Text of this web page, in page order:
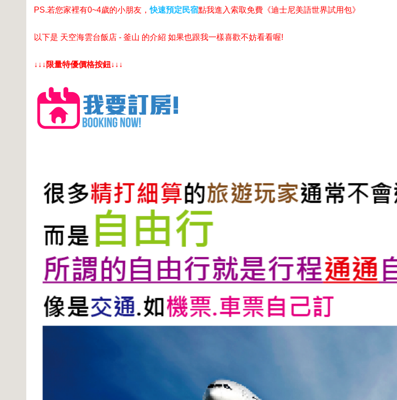
PS.若您家裡有0~4歲的小朋友，快速預定民宿點我進入索取免費《迪士尼美語世界試用包》
以下是 天空海雲台飯店 - 釜山 的介紹 如果也跟我一樣喜歡不妨看看喔!
↓↓↓限量特優價格按鈕↓↓↓